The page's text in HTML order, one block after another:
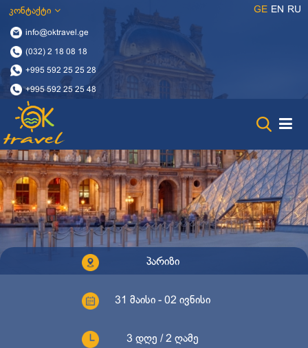
კონტაქტი
info@oktravel.ge
(032) 2 18 08 18
+995 592 25 25 28
+995 592 25 25 48
GE EN RU
პარიზი
31 მაისი - 02 ივნისი
3 დღე / 2 ღამე